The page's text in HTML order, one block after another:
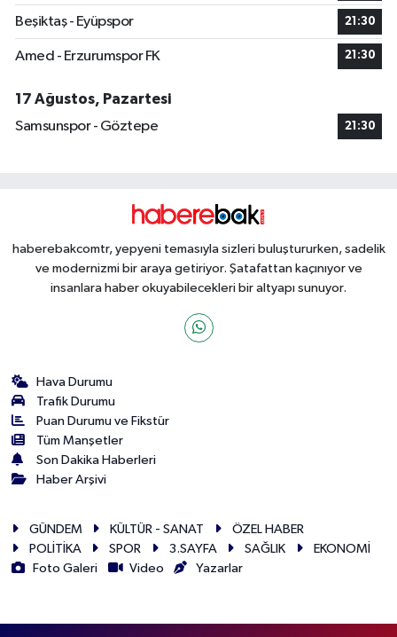
Beşiktaş - Eyüpspor 21:30
Amed - Erzurumspor FK 21:30
17 Ağustos, Pazartesi
Samsunspor - Göztepe
21:30
haberebakcomtr, yepyeni temasıyla sizleri buluştururken, sadelik
ve modernizmi bir araya getiriyor. Şatafattan kaçınıyor ve
insanlara haber okuyabilecekleri bir altyapı sunuyor.
Hava Durumu
Trafik Durumu
Puan Durumu ve Fikstür
Tüm Manşetler
Son Dakika Haberleri
Haber Arşivi
GÜNDEM KÜLTÜR - SANAT
ÖZEL HABER
POLİTİKA
SPOR 3.SAYFA SAĞLIK
EKONOMİ
Foto Galeri
Video Yazarlar